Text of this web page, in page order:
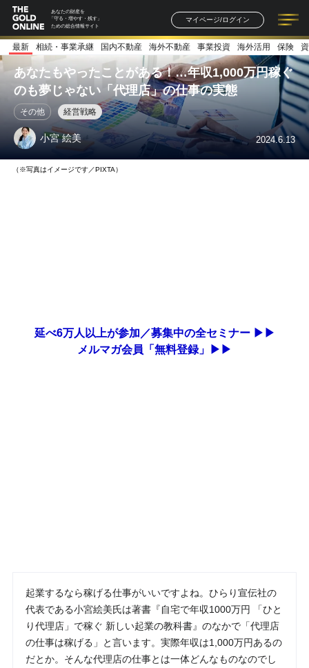
あなたの財産を
「守る・増やす・残す」
ための総合情報サイト
マイページ/ログイン
記事一覧 連載一覧
著者一覧 書籍一覧
最新 相続・事業承継 国内不動産 海外不動産 事業投資 海外活用 保険
あなたもやったことがある！…年収1,000万円稼ぐ
のも夢じゃない「代理店」の仕事の実態
その他 経営戦略
小宮 絵美 2024.6.13
（※写真はイメージです／PIXTA）
延べ6万人以上が参加／募集中の全セミナー ▶▶
メルマガ会員「無料登録」▶▶
起業するなら稼げる仕事がいいですよね。ひらり宣伝社の
代表である小宮絵美氏は著書『自宅で年収1000万円 「ひと
り代理店」で稼ぐ 新しい起業の教科書』のなかで「代理店
の仕事は稼げる」と言います。実際年収は1,000万円あるの
だとか。そんな代理店の仕事とは一体どんなものなのでし